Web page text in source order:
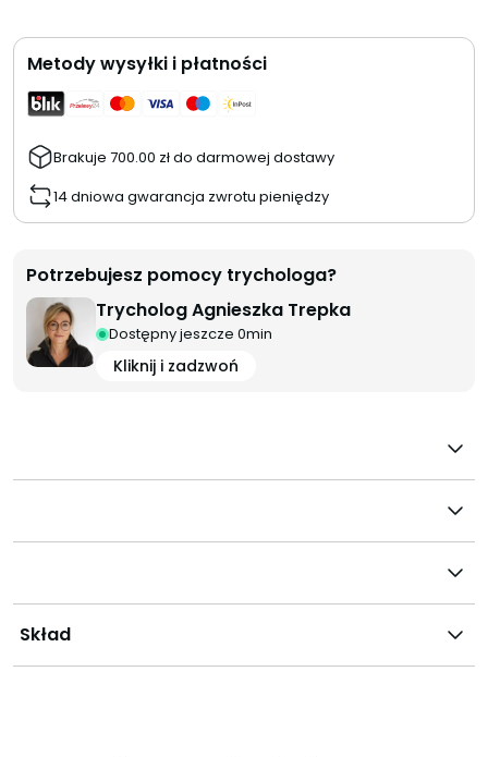
Metody wysyłki i płatności
Brakuje 700.00 złdo darmowej dostawy
14 dniowa gwarancja zwrotu pieniędzy
Potrzebujesz pomocy trychologa?
Trycholog Agnieszka Trepka
Dostępny jeszcze 0min
Kliknij i zadzwoń
Skład